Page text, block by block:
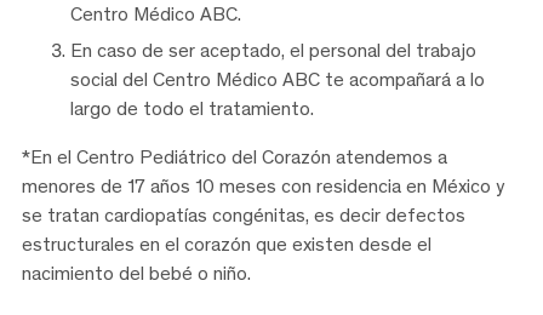
Centro Médico ABC.
En caso de ser aceptado, el personal del trabajo
social del Centro Médico ABC te acompañará a lo
largo de todo el tratamiento.
*En el Centro Pediátrico del Corazón atendemos a
menores de 17 años 10 meses con residencia en México y
se tratan cardiopatías congénitas, es decir defectos
estructurales en el corazón que existen desde el
nacimiento del bebé o niño.